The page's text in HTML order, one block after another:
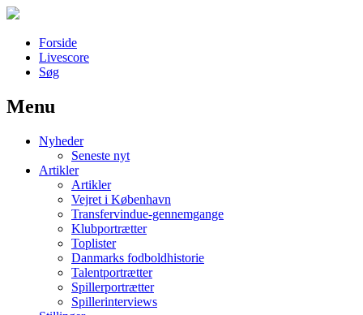
Forside
Livescore
Søg
Наши партнеры
лучшие займы
Menu
Nyheder
Seneste nyt
Artikler
Artikler
Vejret i København
Transfervindue-gennemgange
Klubportrætter
Toplister
Danmarks fodboldhistorie
Talentportrætter
Spillerportrætter
Spillerinterviews